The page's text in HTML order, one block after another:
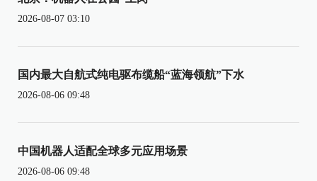
2026-08-07 03:10
国内最大自航式纯电驱布缆船“蓝海领航”下水
2026-08-06 09:48
中国机器人适配全球多元应用场景
2026-08-06 09:48